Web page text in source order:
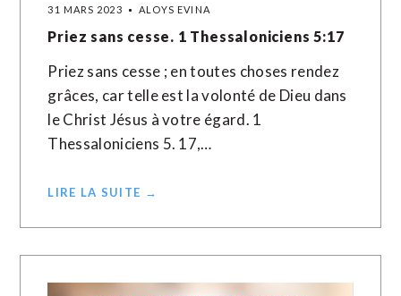
31 MARS 2023 ALOYS EVINA
Priez sans cesse. 1 Thessaloniciens 5:17
Priez sans cesse ; en toutes choses rendez
grâces, car telle est la volonté de Dieu dans
le Christ Jésus à votre égard. 1
Thessaloniciens 5. 17,…
LIRE LA SUITE →